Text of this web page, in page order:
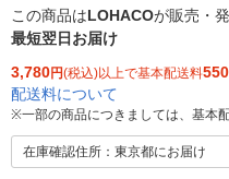
この商品はLOHACOが販売・
最短翌日お届け
3,780円(税込)以上で基本配送料550
配送料について
※一部の商品につきましては、基本
在庫確認住所：東京都にお届け